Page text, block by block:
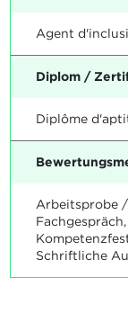
Agent
Diplom /
Diplôme
Arbeitsprobe
Schriftliche